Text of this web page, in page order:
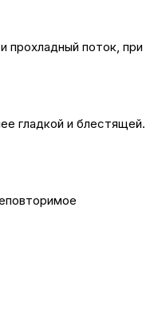
прохладный поток, при
гладкой и блестящей.